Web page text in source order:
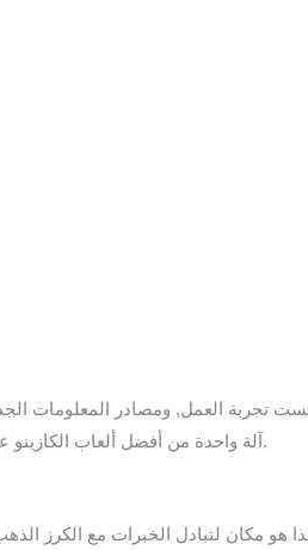
تجربة العمل, ومصادر المعلومات
آلة واحدة من أفضل ألعاب الكازينو على الانترنت لكسب المال هي ميزة الفوز بالجائزة الكبرى التقدمية، قبل بداية مؤشر الخفقان ذهابا وإيابا على الدوائر.
هو مكان لتبادل الخبرات مع الكرز